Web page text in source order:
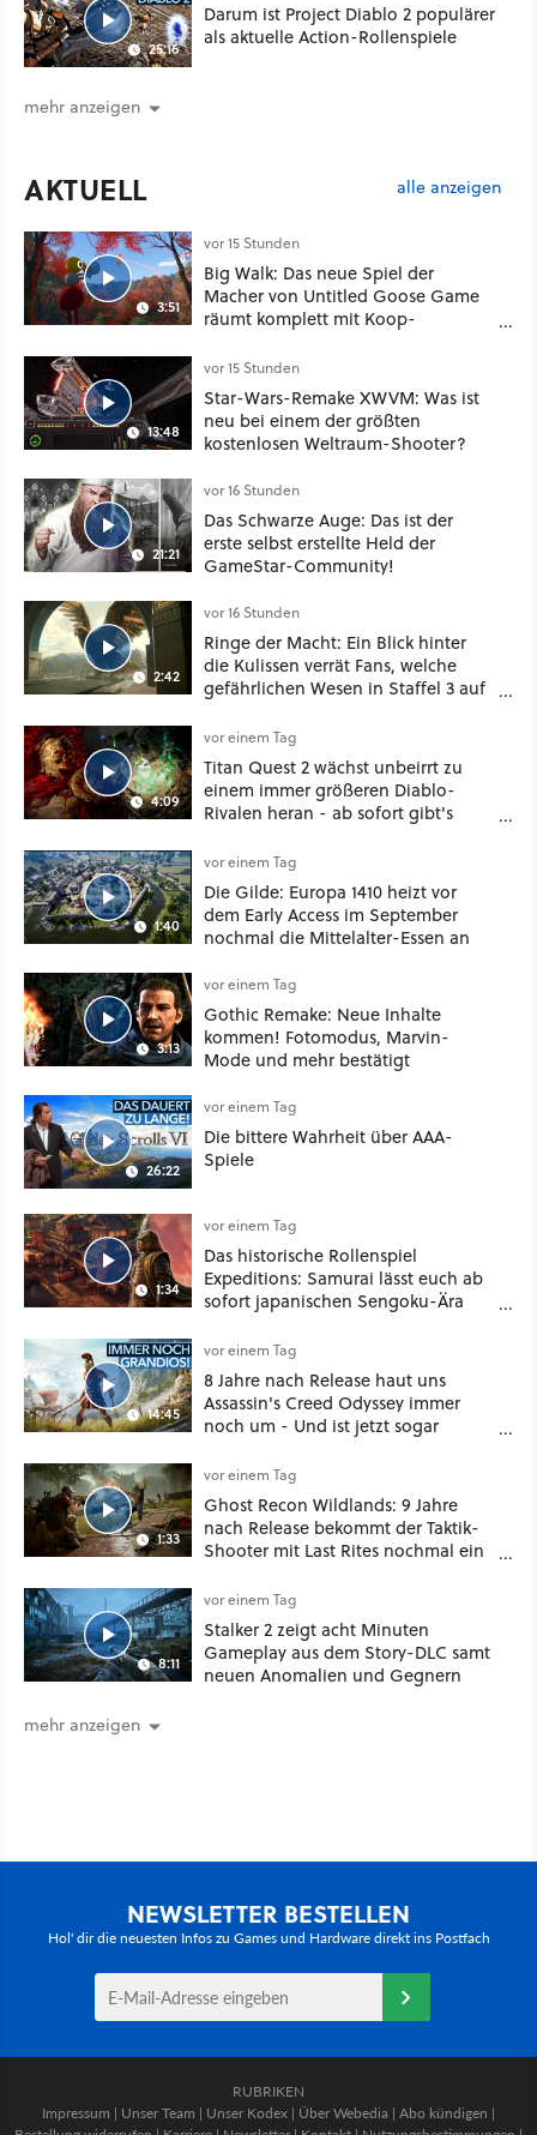
25:16
Darum ist Project Diablo 2 populärer
als aktuelle Action-Rollenspiele
mehr anzeigen
AKTUELL alle anzeigen
3:51
vor 15 Stunden
Big Walk: Das neue Spiel der
Macher von Untitled Goose Game
räumt komplett mit Koop-
13:48
vor 15 Stunden
Star-Wars-Remake XWVM: Was ist
neu bei einem der größten
kostenlosen Weltraum-Shooter?
21:21
vor 16 Stunden
Das Schwarze Auge: Das ist der
erste selbst erstellte Held der
GameStar-Community!
2:42
vor 16 Stunden
Ringe der Macht: Ein Blick hinter
die Kulissen verrät Fans, welche
gefährlichen Wesen in Staffel 3 auf
4:09
vor einem Tag
Titan Quest 2 wächst unbeirrt zu
einem immer größeren Diablo-
Rivalen heran - ab sofort gibt's
Klasse
1:40
vor einem Tag
Die Gilde: Europa 1410 heizt vor
dem Early Access im September
nochmal die Mittelalter-Essen an
3:13
vor einem Tag
Gothic Remake: Neue Inhalte
kommen! Fotomodus, Marvin-
Mode und mehr bestätigt
26:22
vor einem Tag
Die bittere Wahrheit über AAA-
Spiele
1:34
vor einem Tag
Das historische Rollenspiel
Expeditions: Samurai lässt euch ab
sofort japanischen Sengoku-Ära
oder Diplomatie
14:45
vor einem Tag
8 Jahre nach Release haut uns
Assassin's Creed Odyssey immer
noch um - Und ist jetzt sogar
1:33
vor einem Tag
Ghost Recon Wildlands: 9 Jahre
nach Release bekommt der Taktik-
Shooter mit Last Rites nochmal ein
8:11
vor einem Tag
Stalker 2 zeigt acht Minuten
Gameplay aus dem Story-DLC samt
neuen Anomalien und Gegnern
mehr anzeigen
NEWSLETTER BESTELLEN
Hol' dir die neuesten Infos zu Games und Hardware direkt ins Postfach
RUBRIKEN
Impressum | Unser Team | Unser Kodex | Über Webedia | Abo kündigen |